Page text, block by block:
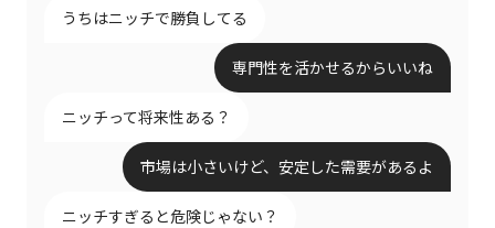
うちはニッチで勝負してる
専門性を活かせるからいいね
ニッチって将来性ある？
市場は小さいけど、安定した需要があるよ
ニッチすぎると危険じゃない？